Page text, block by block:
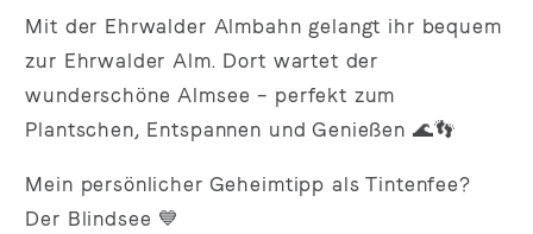
Mit der Ehrwalder Almbahn gelangt ihr bequem
zur Ehrwalder Alm. Dort wartet der
wunderschöne Almsee – perfekt zum
Plantschen, Entspannen und Genießen 🌊👣
Mein persönlicher Geheimtipp als Tintenfee?
Der Blindsee 💙